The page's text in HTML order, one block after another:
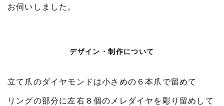
お伺いしました。
デザイン・制作について
立て爪のダイヤモンドは小さめの６本爪で留めて
リングの部分に左右８個のメレダイヤを彫り留めして